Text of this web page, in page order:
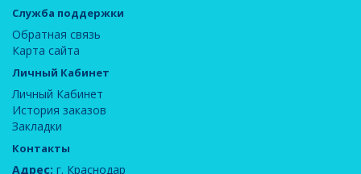
Служба поддержки
Обратная связь
Карта сайта
Личный Кабинет
Личный Кабинет
История заказов
Закладки
Контакты
Адрес: г. Краснодар